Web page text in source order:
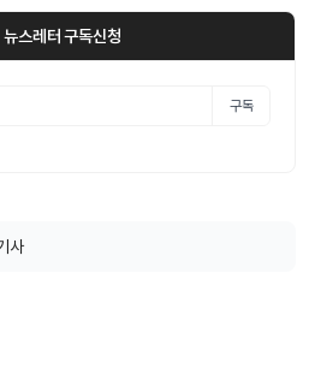
뉴스레터 구독신청
구독
사